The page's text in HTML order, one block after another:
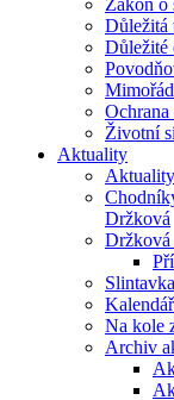
Zákon o
Důležitá
Důležité
Ochrana
Životní
Aktuality
Aktuality
Držková
Držková
Na kole
Archiv